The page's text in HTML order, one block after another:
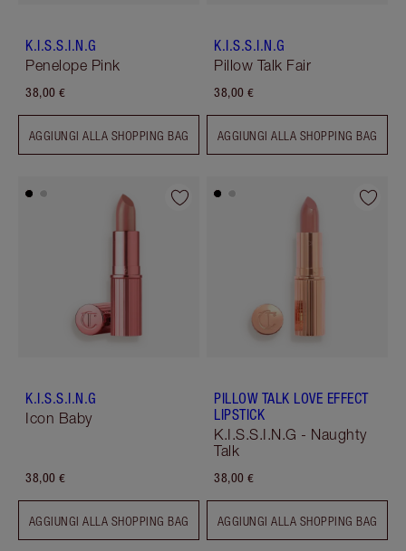
K.I.S.S.I.N.G
Penelope Pink
38,00 €
AGGIUNGI ALLA SHOPPING BAG
K.I.S.S.I.N.G
Pillow Talk Fair
38,00 €
AGGIUNGI ALLA SHOPPING BAG
K.I.S.S.I.N.G
Icon Baby
38,00 €
AGGIUNGI ALLA SHOPPING BAG
PILLOW TALK LOVE EFFECT
LIPSTICK
K.I.S.S.I.N.G - Naughty
Talk
38,00 €
AGGIUNGI ALLA SHOPPING BAG